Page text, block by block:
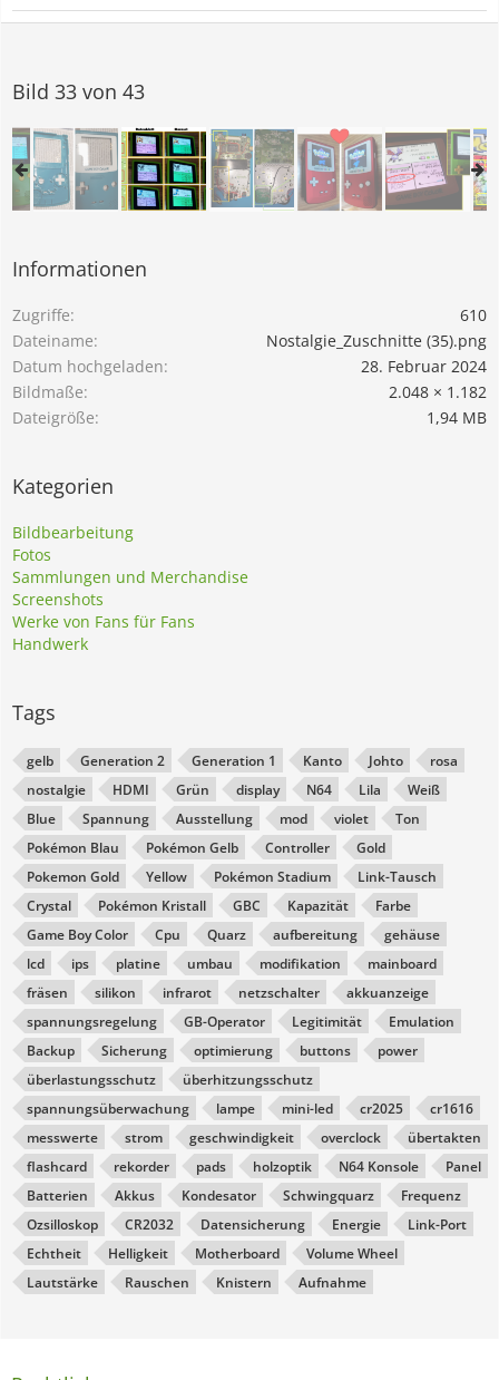
Bild 33 von 43
Informationen
Zugriffe
610
Dateiname
Nostalgie_Zuschnitte (35).png
Datum hochgeladen
28. Februar 2024
Bildmaße
2.048 × 1.182
Dateigröße
1,94 MB
Kategorien
Bildbearbeitung
Fotos
Sammlungen und Merchandise
Screenshots
Werke von Fans für Fans
Handwerk
Tags
gelb Generation 2 Generation 1 Kanto Johto
rosa
nostalgie
HDMI Grün display N64 Lila
Weiß
Blue
Spannung Ausstellung mod violet
Ton
Pokémon Blau
Pokémon Gelb Controller
Gold
Pokemon Gold
Yellow Pokémon Stadium
Link-Tausch
Crystal
Pokémon Kristall GBC Kapazität
Farbe
Game Boy Color
Cpu Quarz aufbereitung
gehäuse
lcd
ips platine umbau modifikation
mainboard
fräsen
silikon infrarot netzschalter
akkuanzeige
spannungsregelung
GB-Operator Legitimität
Emulation
Backup
Sicherung optimierung buttons
power
überlastungsschutz
überhitzungsschutz
spannungsüberwachung
lampe mini-led cr2025
cr1616
messwerte
strom geschwindigkeit overclock
übertakten
flashcard
rekorder pads holzoptik N64 Konsole
Panel
Batterien
Akkus Kondesator Schwingquarz
Frequenz
Ozsilloskop
CR2032 Datensicherung Energie
Link-Port
Echtheit
Helligkeit Motherboard
Volume Wheel
Lautstärke
Rauschen Knistern Aufnahme